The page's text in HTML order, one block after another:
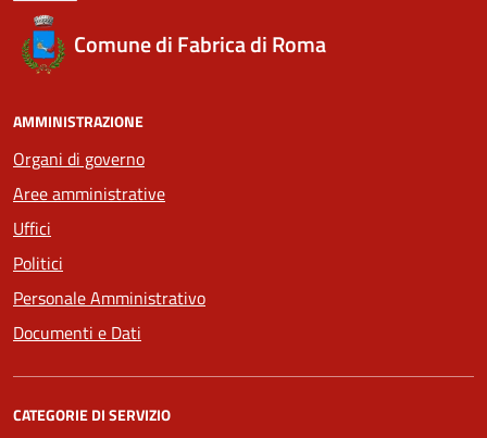
Comune di Fabrica di Roma
AMMINISTRAZIONE
Organi di governo
Aree amministrative
Uffici
Politici
Personale Amministrativo
Documenti e Dati
CATEGORIE DI SERVIZIO